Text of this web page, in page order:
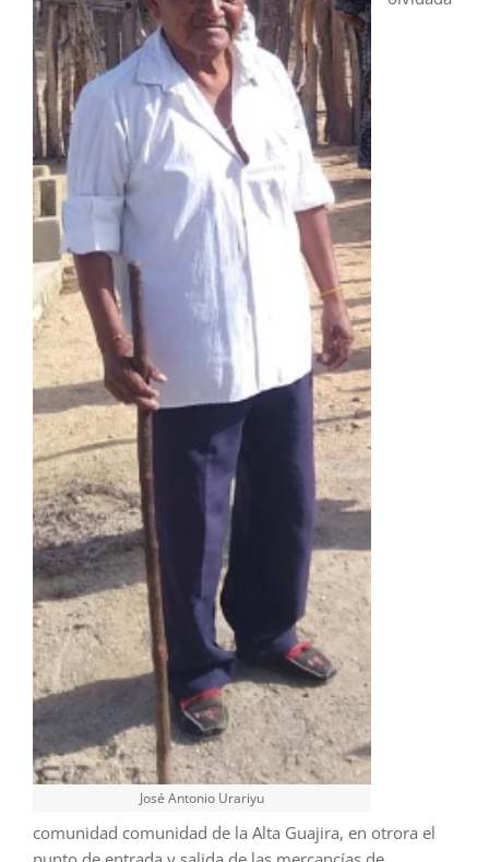
José Antonio Urariyu
comunidad comunidad de la Alta Guajira, en otrora el